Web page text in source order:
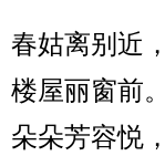
春姑离别近，
楼屋丽窗前。
朵朵芳容悦，